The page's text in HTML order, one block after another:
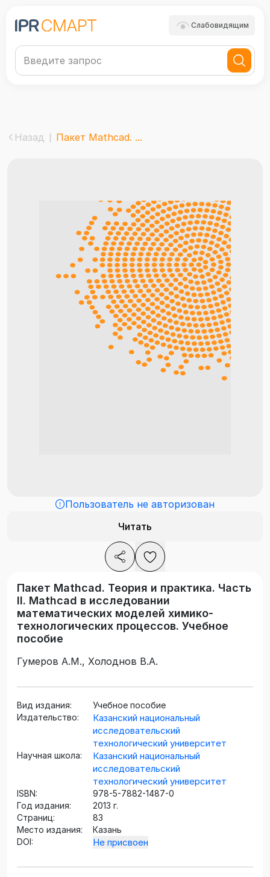
Слабовидящим
Назад Пакет Mathcad. ...
Пользователь не авторизован
Читать
Пакет Mathcad. Теория и практика. Часть
II. Mathcad в исследовании
математических моделей химико-
технологических процессов. Учебное
пособие
Гумеров А.М., Холоднов В.А.
Вид издания:
Учебное пособие
Издательство:
Казанский национальный
исследовательский
технологический университет
Научная школа:
Казанский национальный
исследовательский
технологический университет
ISBN:
978-5-7882-1487-0
Год издания:
2013 г.
Страниц:
83
Место издания:
Казань
DOI:
Не присвоен